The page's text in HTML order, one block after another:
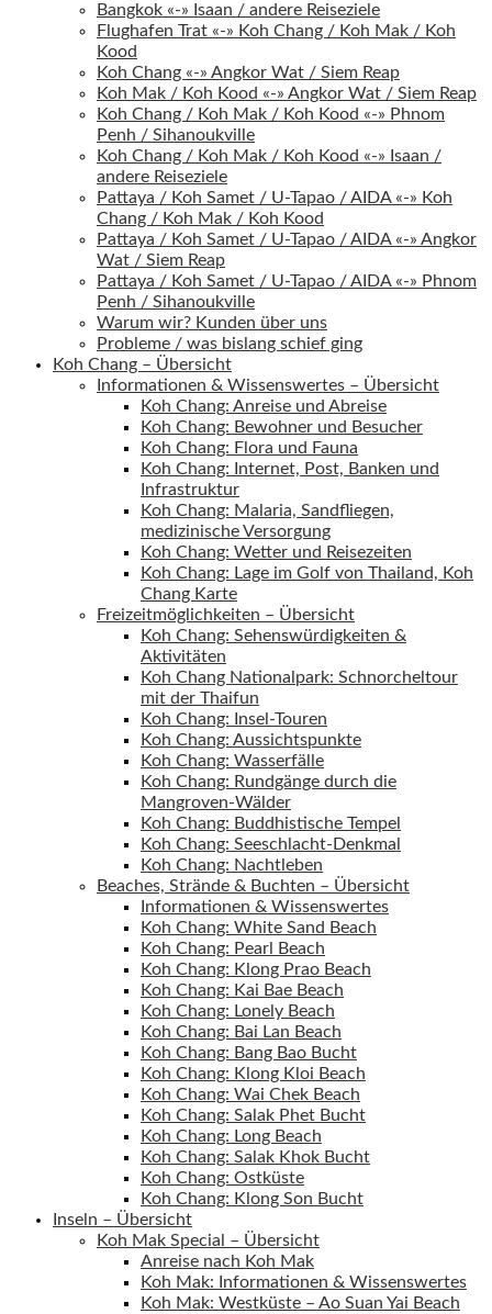
Bangkok «-» Isaan / andere Reiseziele
Flughafen Trat «-» Koh Chang / Koh Mak / Koh
Kood
Koh Chang «-» Angkor Wat / Siem Reap
Koh Mak / Koh Kood «-» Angkor Wat / Siem Reap
Koh Chang / Koh Mak / Koh Kood «-» Phnom
Penh / Sihanoukville
Koh Chang / Koh Mak / Koh Kood «-» Isaan /
andere Reiseziele
Pattaya / Koh Samet / U-Tapao / AIDA «-» Koh
Chang / Koh Mak / Koh Kood
Pattaya / Koh Samet / U-Tapao / AIDA «-» Angkor
Wat / Siem Reap
Pattaya / Koh Samet / U-Tapao / AIDA «-» Phnom
Penh / Sihanoukville
Warum wir? Kunden über uns
Probleme / was bislang schief ging
Koh Chang – Übersicht
Informationen & Wissenswertes – Übersicht
Koh Chang: Anreise und Abreise
Koh Chang: Bewohner und Besucher
Koh Chang: Flora und Fauna
Koh Chang: Internet, Post, Banken und
Infrastruktur
Koh Chang: Malaria, Sandfliegen,
medizinische Versorgung
Koh Chang: Wetter und Reisezeiten
Koh Chang: Lage im Golf von Thailand, Koh
Chang Karte
Freizeitmöglichkeiten – Übersicht
Koh Chang: Sehenswürdigkeiten &
Aktivitäten
Koh Chang Nationalpark: Schnorcheltour
mit der Thaifun
Koh Chang: Insel-Touren
Koh Chang: Aussichtspunkte
Koh Chang: Wasserfälle
Koh Chang: Rundgänge durch die
Mangroven-Wälder
Koh Chang: Buddhistische Tempel
Koh Chang: Seeschlacht-Denkmal
Koh Chang: Nachtleben
Beaches, Strände & Buchten – Übersicht
Informationen & Wissenswertes
Koh Chang: White Sand Beach
Koh Chang: Pearl Beach
Koh Chang: Klong Prao Beach
Koh Chang: Kai Bae Beach
Koh Chang: Lonely Beach
Koh Chang: Bai Lan Beach
Koh Chang: Bang Bao Bucht
Koh Chang: Klong Kloi Beach
Koh Chang: Wai Chek Beach
Koh Chang: Salak Phet Bucht
Koh Chang: Long Beach
Koh Chang: Salak Khok Bucht
Koh Chang: Ostküste
Koh Chang: Klong Son Bucht
Inseln – Übersicht
Koh Mak Special – Übersicht
Anreise nach Koh Mak
Koh Mak: Informationen & Wissenswertes
Koh Mak: Westküste – Ao Suan Yai Beach